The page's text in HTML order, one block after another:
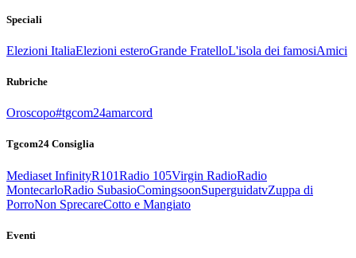
Speciali
Elezioni ItaliaElezioni esteroGrande FratelloL'isola dei famosiAmici
Rubriche
Oroscopo#tgcom24amarcord
Tgcom24 Consiglia
Mediaset InfinityR101Radio 105Virgin RadioRadio
MontecarloRadio SubasioComingsoonSuperguidatvZuppa di
PorroNon SprecareCotto e Mangiato
Eventi